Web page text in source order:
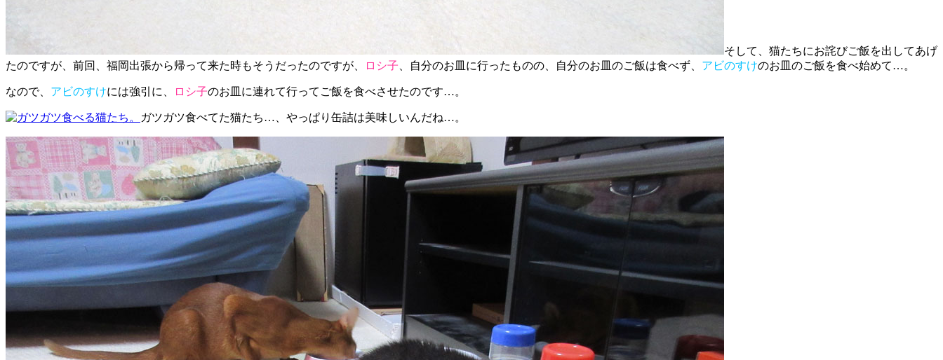
そして、猫たちにお詫びご飯を出してあげ
たのですが、前回、福岡出張から帰って来た時もそうだったのですが、
ロシ子 、自分のお皿に行ったものの、自分のお皿のご飯は食べず、 アビのすけのお皿のご飯を食べ始めて…。
なので、 アビのすけには強引に、 ロシ子のお皿に連れて行ってご飯を食べさせたのです…。
ガツガツ食べてた猫たち…、やっぱり缶詰は美味しいんだね…。